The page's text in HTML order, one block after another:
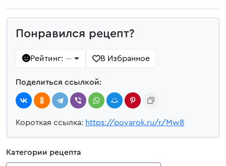
Понравился рецепт?
Рейтинг: — В Избранное
Поделиться ссылкой:
Короткая ссылка: https://povarok.ru/r/Mw8
Категории рецепта